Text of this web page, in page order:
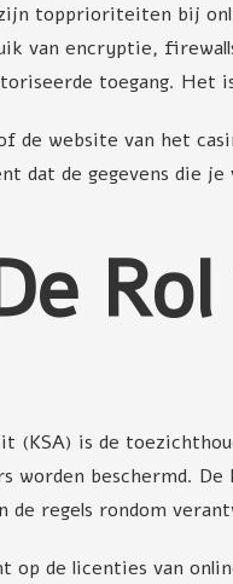
topprioriteiten bij
van encryptie,
toegang. Het
de website van het
dat de gegevens die
(KSA) is de
worden beschermd.
de regels rondom
op de licenties van